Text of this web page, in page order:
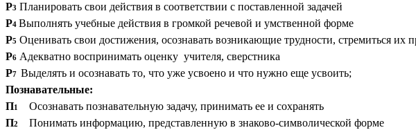
Р3 Планировать свои действия в соответствии с поставленной задачей
Р4 Выполнять учебные действия в громкой речевой и умственной форме
Р5 Оценивать свои достижения, осознавать возникающие трудности, стремиться их
Р6 Адекватно воспринимать оценку учителя, сверстника
Р7 Выделять и осознавать то, что уже усвоено и что нужно еще усвоить;
Познавательные:
П1
Осознавать познавательную задачу, принимать ее и сохранять
П2
Понимать информацию, представленную в знаково-символической форме